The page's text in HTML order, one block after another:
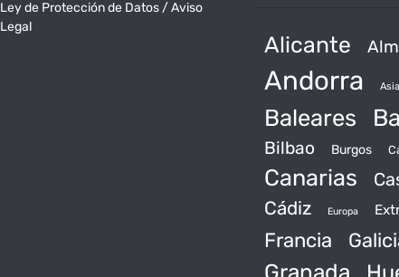
Ley de Protección de Datos / Aviso
Legal
Alicante
Andorra Asia
Baleares
Bilbao Burgos
Canarias
Cádiz
Europa
Francia